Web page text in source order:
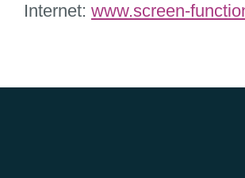
Internet: www.screen-